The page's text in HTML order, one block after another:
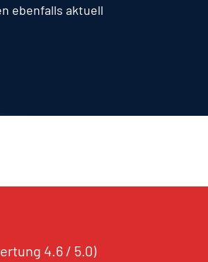
ebenfalls aktuell
4.6 / 5.0)